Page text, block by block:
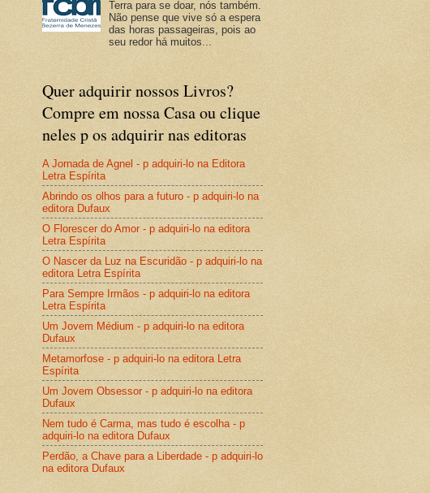
Terra para se doar, nós também.
Não pense que vive só a espera
das horas passageiras, pois ao
seu redor há muitos...
Quer adquirir nossos Livros?
Compre em nossa Casa ou clique
neles p os adquirir nas editoras
A Jornada de Agnel - p adquiri-lo na Editora
Letra Espírita
Abrindo os olhos para a futuro - p adquiri-lo na
editora Dufaux
O Florescer do Amor - p adquiri-lo na editora
Letra Espírita
O Nascer da Luz na Escuridão - p adquiri-lo na
editora Letra Espírita
Para Sempre Irmãos - p adquiri-lo na editora
Letra Espírita
Um Jovem Médium - p adquiri-lo na editora
Dufaux
Metamorfose - p adquiri-lo na editora Letra
Espírita
Um Jovem Obsessor - p adquiri-lo na editora
Dufaux
Nem tudo é Carma, mas tudo é escolha - p
adquiri-lo na editora Dufaux
Perdão, a Chave para a Liberdade - p adquiri-lo
na editora Dufaux